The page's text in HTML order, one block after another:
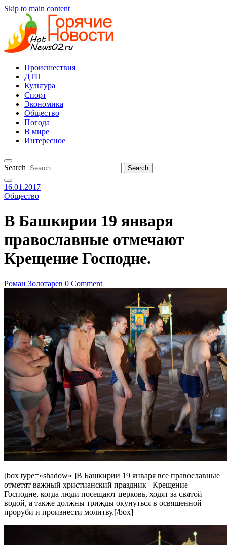
Skip to main content
Происшествия
ДТП
Культура
Спорт
Экономика
Общество
Погода
В мире
Интересное
Search
16.01.2017
Общество
В Башкирии 19 января
православные отмечают
Крещение Господне.
Роман Золотарев 0 Comment
[box type=»shadow» ]В Башкирии 19 января все православные
отметят важный христианский праздник– Крещение
Господне, когда люди посещают церковь, ходят за святой
водой, а также должны трижды окунуться в освященной
проруби и произнести молитву.[/box]